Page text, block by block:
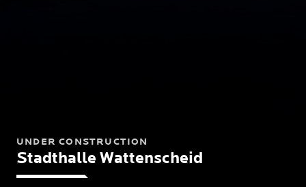
UNDER CONSTRUCTION
Stadthalle Wattenscheid